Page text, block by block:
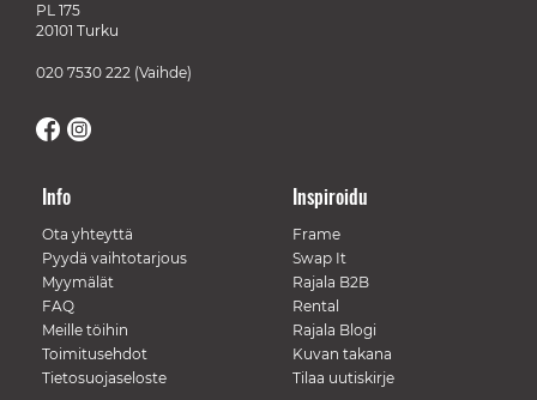
PL 175
20101 Turku
020 7530 222 (Vaihde)
Info
Ota yhteyttä
Pyydä vaihtotarjous
Myymälät
FAQ
Meille töihin
Toimitusehdot
Tietosuojaseloste
Inspiroidu
Frame
Swap It
Rajala B2B
Rental
Rajala Blogi
Kuvan takana
Tilaa uutiskirje